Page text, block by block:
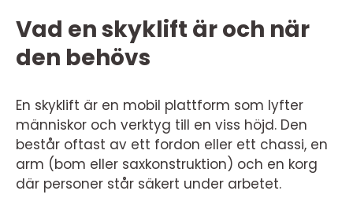
Vad en skyklift är och när
den behövs
En skyklift är en mobil plattform som lyfter
människor och verktyg till en viss höjd. Den
består oftast av ett fordon eller ett chassi, en
arm (bom eller saxkonstruktion) och en korg
där personer står säkert under arbetet.